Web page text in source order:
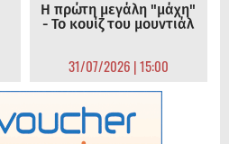
Η πρώτη μεγάλη "μάχη"
- Το κουίζ του μουντιάλ
31/07/2026 | 15:00